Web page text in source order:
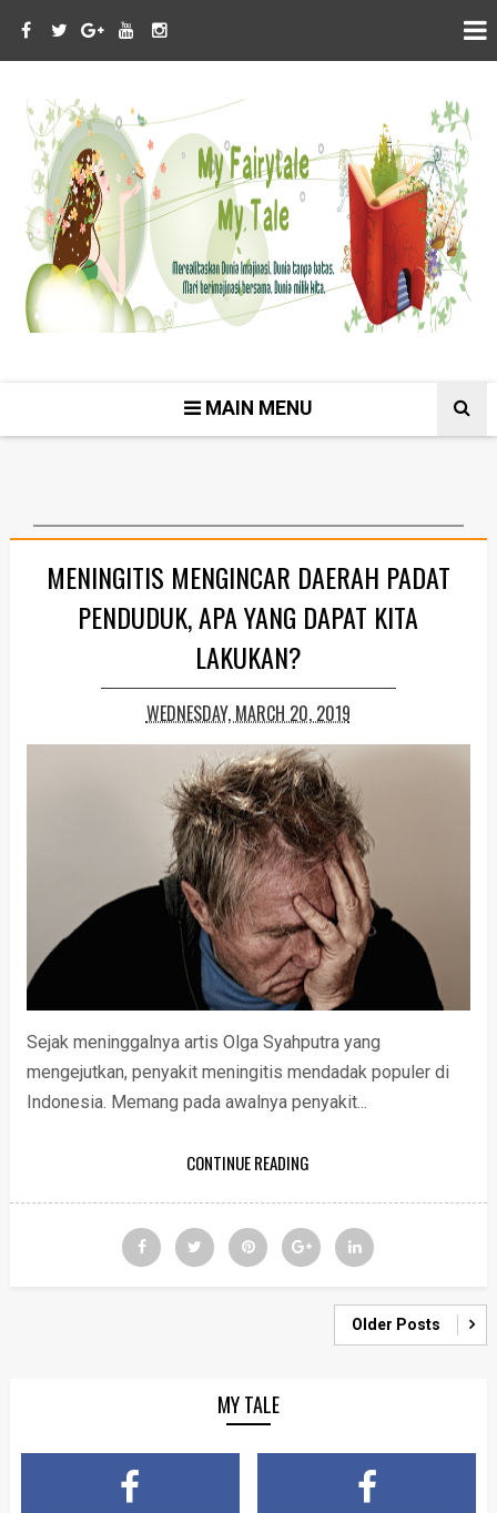
MAIN MENU
MENINGITIS MENGINCAR DAERAH PADAT
PENDUDUK, APA YANG DAPAT KITA
LAKUKAN?
WEDNESDAY, MARCH 20, 2019
Sejak meninggalnya artis Olga Syahputra yang
mengejutkan, penyakit meningitis mendadak populer di
Indonesia. Memang pada awalnya penyakit...
CONTINUE READING
Older Posts
MY TALE